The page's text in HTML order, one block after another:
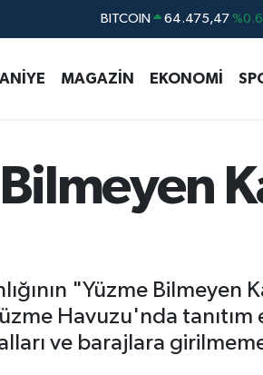
DOLAR 47,5971
55,1336
13.703
MAGAZİN EKONOMİ
"Yüzme Bilmeyen
Havuzu'nda
ve barajlara